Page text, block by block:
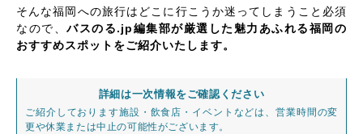
そんな福岡への旅行はどこに行こうか迷ってしまうこと必須
なので、バスのる.jp編集部が厳選した魅力あふれる福岡の
おすすめスポットをご紹介いたします。
詳細は一次情報をご確認ください
ご紹介しております施設・飲食店・イベントなどは、営業時間の変
更や休業または中止の可能性がございます。